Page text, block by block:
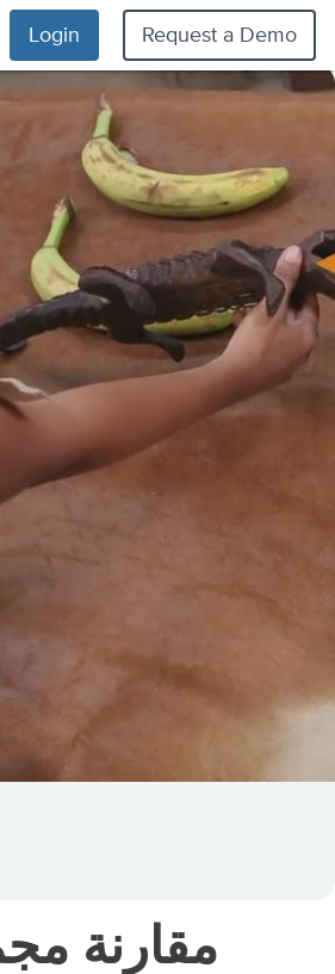
Login Request a Demo
مقارنة